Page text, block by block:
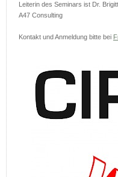
Leiterin des Seminars ist Dr.
A47 Consulting
Kontakt und Anmeldung bitte bei